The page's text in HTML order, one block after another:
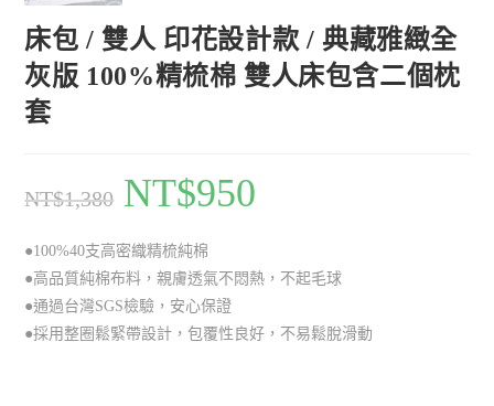
床包 / 雙人 印花設計款 / 典藏雅緻全
灰版 100%精梳棉 雙人床包含二個枕
套
NT$1,380 NT$950
●100%40支高密織精梳純棉
●高品質純棉布料，親膚透氣不悶熱，不起毛球
●通過台灣SGS檢驗，安心保證
●採用整圈鬆緊帶設計，包覆性良好，不易鬆脫滑動